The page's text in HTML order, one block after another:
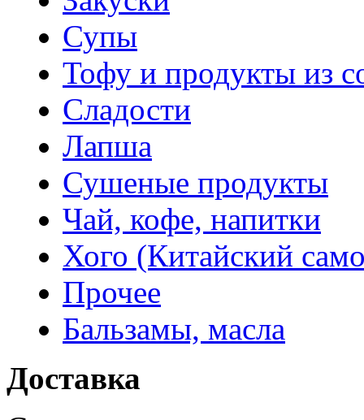
Супы
Тофу и продукты из
Сладости
Лапша
Сушеные продукты
Чай, кофе, напитки
Хого (Китайский
Прочее
Бальзамы, масла
Доставка